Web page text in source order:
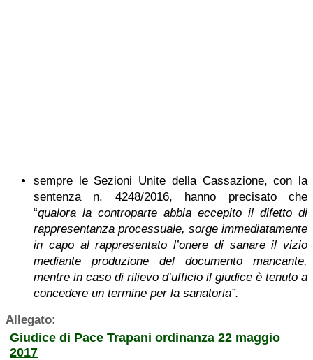
sempre le Sezioni Unite della Cassazione, con la
sentenza n. 4248/2016, hanno precisato che
“qualora la controparte abbia eccepito il difetto di
rappresentanza processuale, sorge immediatamente
in capo al rappresentato l’onere di sanare il vizio
mediante produzione del documento mancante,
mentre in caso di rilievo d’ufficio il giudice è tenuto a
concedere un termine per la sanatoria”.
Allegato:
Giudice di Pace Trapani ordinanza 22 maggio
2017